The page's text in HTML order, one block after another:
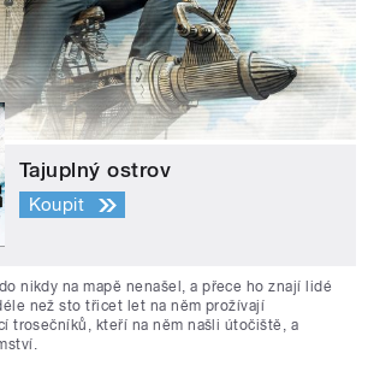
Tajuplný ostrov
Koupit
nikdy na mapě nenašel, a přece ho znají lidé
než sto třicet let na něm prožívají
trosečníků, kteří na něm našli útočiště, a